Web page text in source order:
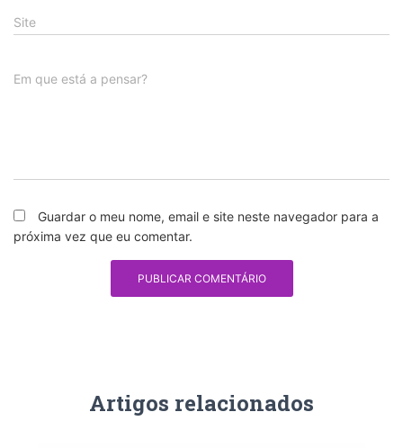
Site
Em que está a pensar?
Guardar o meu nome, email e site neste navegador para a
próxima vez que eu comentar.
Artigos relacionados